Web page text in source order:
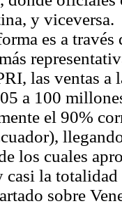
y viceversa.
es a través
las ventas
a 100
el 90%
los cuales
casi la
sobre